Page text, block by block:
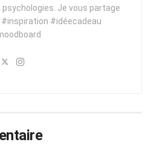
Je vous partage
#idéecadeau